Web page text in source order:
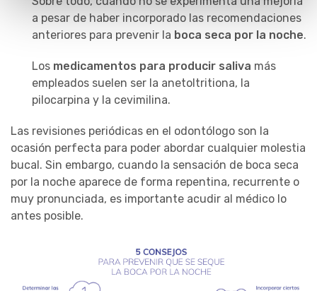
a pesar de haber incorporado las recomendaciones
anteriores para prevenir la boca seca por la noche.
Los medicamentos para producir saliva más
empleados suelen ser la anetoltritiona, la
pilocarpina y la cevimilina.
Las revisiones periódicas en el odontólogo son la
ocasión perfecta para poder abordar cualquier molestia
bucal. Sin embargo, cuando la sensación de boca seca
por la noche aparece de forma repentina, recurrente o
muy pronunciada, es importante acudir al médico lo
antes posible.